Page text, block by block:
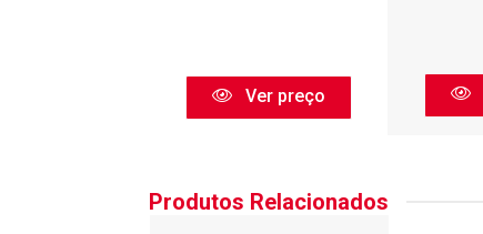
Ver preço
Produtos Relacionados